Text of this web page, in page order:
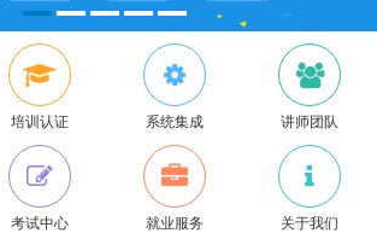
培训认证 系统集成 讲师团队
考试中心 就业服务 关于我们